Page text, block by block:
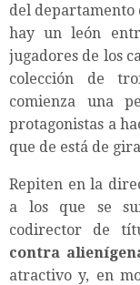
del departamento
hay un león
jugadores de los
colección de
comienza una
protagonistas a
que de está de
Repiten en la
a los que se
codirector de
contra
atractivo y, en